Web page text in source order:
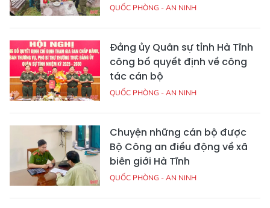
QUỐC PHÒNG - AN NINH
Đảng ủy Quân sự tỉnh Hà Tĩnh
công bố quyết định về công
tác cán bộ
QUỐC PHÒNG - AN NINH
Chuyện những cán bộ được
Bộ Công an điều động về xã
biên giới Hà Tĩnh
QUỐC PHÒNG - AN NINH